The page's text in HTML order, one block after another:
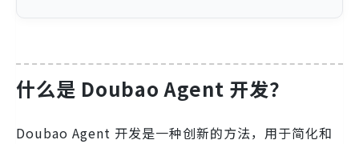
什么是 Doubao Agent 开发？
Doubao Agent 开发是一种创新的方法，用于简化和